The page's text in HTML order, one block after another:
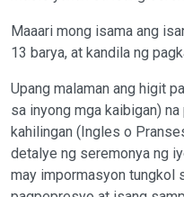
Maaari mong isama ang
13 barya, at kandila ng
Upang malaman ang higit
sa inyong mga kaibigan)
kahilingan (Ingles o
detalye ng seremonya ng
may impormasyon tungkol